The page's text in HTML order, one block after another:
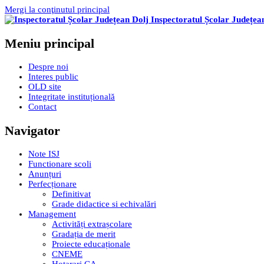
Mergi la conţinutul principal
Inspectoratul Școlar
Meniu principal
Despre noi
Interes public
OLD site
Integritate instituțională
Contact
Navigator
Note ISJ
Functionare scoli
Anunțuri
Perfecționare
Definitivat
Grade didactice si echivalări
Management
Activități extrașcolare
Gradația de merit
Proiecte educaționale
CNEME